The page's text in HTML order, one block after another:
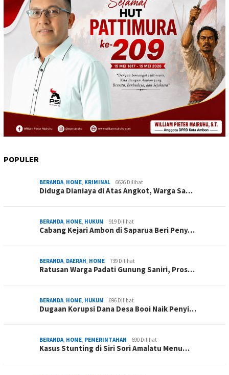
POPULER
BERANDA, HOME, KRIMINAL 6626 Dilihat
Diduga Dianiaya di Atas Angkot, Warga Sa…
BERANDA, HOME, HUKUM 919 Dilihat
Cabang Kejari Ambon di Saparua Beri Peny…
BERANDA, DAERAH, HOME 739 Dilihat
Ratusan Warga Padati Gunung Saniri, Pros…
BERANDA, HOME, HUKUM 696 Dilihat
Dugaan Korupsi Dana Desa Booi Naik Penyi…
BERANDA, HOME, PEMERINTAHAN 690 Dilihat
Kasus Stunting di Siri Sori Amalatu Menu…